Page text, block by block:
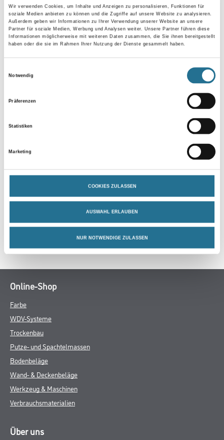
Wir verwenden Cookies, um Inhalte und Anzeigen zu personalisieren, Funktionen für
soziale Medien anbieten zu können und die Zugriffe auf unsere Website zu analysieren.
Außerdem geben wir Informationen zu Ihrer Verwendung unserer Website an unsere
Partner für soziale Medien, Werbung und Analysen weiter. Unsere Partner führen diese
Informationen möglicherweise mit weiteren Daten zusammen, die Sie ihnen bereitgestellt
haben oder die sie im Rahmen Ihrer Nutzung der Dienste gesammelt haben.
Notwendig
Präferenzen
Statistiken
Marketing
COOKIES ZULASSEN
AUSWAHL ERLAUBEN
NUR NOTWENDIGE ZULASSEN
Umrechnungsfaktoren
GEFAHRENHINWEISE
Online-Shop
Farbe
WDV-Systeme
Trockenbau
Putze- und Spachtelmassen
Bodenbeläge
Wand- & Deckenbeläge
Werkzeug & Maschinen
Verbrauchsmaterialien
Über uns